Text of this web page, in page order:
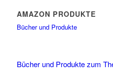
AMAZON PRODUKTE
Bücher und Produkte
Bücher und Produkte zum